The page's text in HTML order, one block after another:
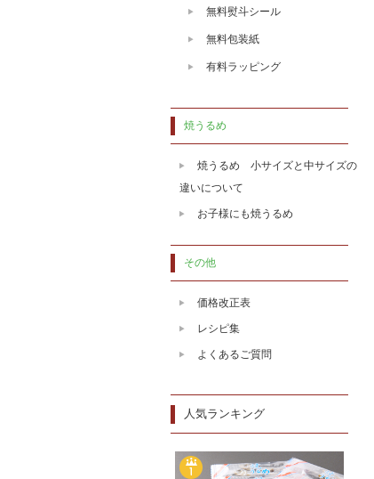
無料熨斗シール
無料包装紙
有料ラッピング
焼うるめ
焼うるめ 小サイズと中サイズの
違いについて
お子様にも焼うるめ
その他
価格改正表
レシピ集
よくあるご質問
人気ランキング